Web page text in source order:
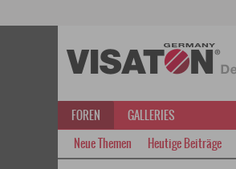
FOREN
GALLERIES
Neue Themen
Heutige Beiträge